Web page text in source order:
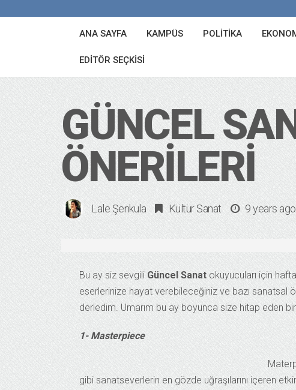
ANA SAYFA KAMPÜS POLITIKA
EDITÖR SEÇKISI
GÜNCEL
ÖNERILERI
Lale Şenkula Kültür Sanat 9 years ago
Bu ay siz sevgili Güncel Sanatokuyucuları için
eserlerinize hayat verebileceğiniz ve bazı sanatsal
derledim. Umarım bu ay boyunca size hitap eden
1- Masterpiece
gibi sanatseverlerin en gözde uğraşılarını içeren